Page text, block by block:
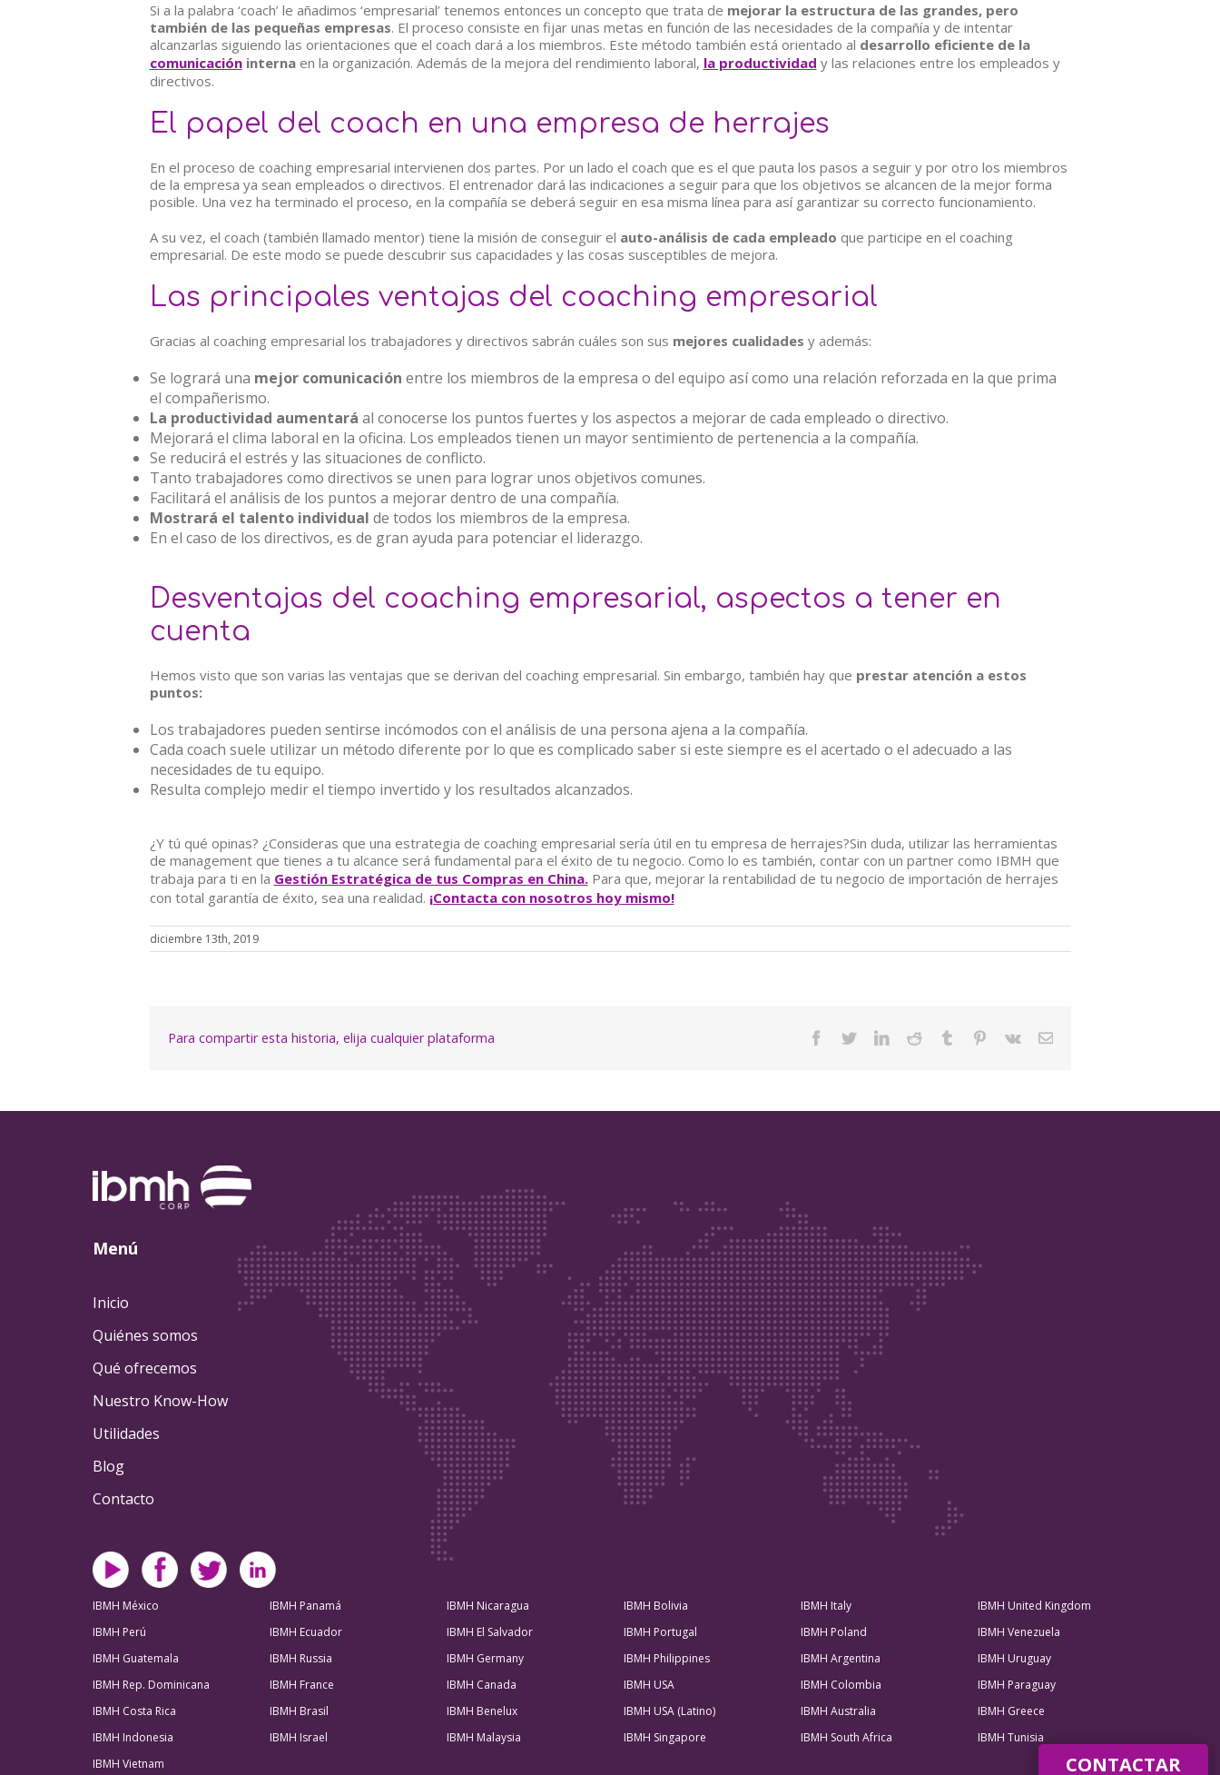
Si a la palabra ‘coach’ le añadimos ‘empresarial’ tenemos entonces un concepto que trata de mejorar la estructura de las grandes, pero
también de las pequeñas empresas. El proceso consiste en fijar unas metas en función de las necesidades de la compañía y de intentar
alcanzarlas siguiendo las orientaciones que el coach dará a los miembros. ​Este método también está orientado al desarrollo eficiente de la
comunicación internaen la organización. Además de la mejora del rendimiento laboral, la productividad y las relaciones entre los empleados y
directivos.
El papel del coach en una empresa de herrajes
En el proceso de coaching empresarial intervienen dos partes. Por un lado el coach que es el que pauta los pasos a seguir y por otro los miembros
de la empresa ya sean empleados o directivos. El entrenador dará las indicaciones a seguir para que los objetivos se alcancen de la mejor forma
posible. Una vez ha terminado el proceso, en la compañía se deberá seguir en esa misma línea para así garantizar su correcto funcionamiento.
A su vez, el coach (también llamado mentor) tiene la misión de conseguir el auto-análisis de cada empleado que participe en el coaching
empresarial. De este modo se puede descubrir sus capacidades y las cosas susceptibles de mejora.
Las principales ventajas del coaching empresarial
Gracias al coaching empresarial los trabajadores y directivos sabrán cuáles son sus mejores cualidades y además:
Se logrará una mejor comunicación entre los miembros de la empresa o del equipo así como una relación reforzada en la que prima
el compañerismo.
La productividad aumentará al conocerse los puntos fuertes y los aspectos a mejorar de cada empleado o directivo.
Mejorará el clima laboral en la oficina. Los empleados tienen un mayor sentimiento de pertenencia a la compañía.
Se reducirá el estrés y las situaciones de conflicto.
Tanto trabajadores como directivos se unen para lograr unos objetivos comunes.
Facilitará el análisis de los puntos a mejorar dentro de una compañía.
Mostrará el talento individual de todos los miembros de la empresa.
En el caso de los directivos, es de gran ayuda para potenciar el liderazgo.
Desventajas del coaching empresarial, aspectos a tener en
cuenta
Hemos visto que son varias las ventajas que se derivan del coaching empresarial. Sin embargo, también hay que prestar atención a estos
puntos:
Los trabajadores pueden sentirse incómodos con el análisis de una persona ajena a la compañía.
Cada coach suele utilizar un método diferente por lo que es complicado saber si este siempre es el acertado o el adecuado a las
necesidades de tu equipo.
Resulta complejo medir el tiempo invertido y los resultados alcanzados.
¿Y tú qué opinas? ¿Consideras que una estrategia de coaching empresarial sería útil en tu empresa de herrajes?Sin duda, utilizar las herramientas
de management que tienes a tu alcance será fundamental para el éxito de tu negocio. Como lo es también, contar con un partner como IBMH que
trabaja para ti en la Gestión Estratégica de tus Compras en China.Para que, mejorar la rentabilidad de tu negocio de importación de herrajes
con total garantía de éxito, sea una realidad. ¡Contacta con nosotros hoy mismo!
diciembre 13th, 2019
Para compartir esta historia, elija cualquier plataforma Facebook
TwitterLinkedin
Reddit TumblrPinterest
Vk Email
Menú
Inicio
Quiénes somos
Qué ofrecemos
Nuestro Know-How
Utilidades
Blog
Contacto
IBMH México IBMH Panamá IBMH Nicaragua IBMH Bolivia IBMH Italy
IBMH United Kingdom
IBMH Perú
IBMH Ecuador IBMH El Salvador IBMH Portugal IBMH Poland
IBMH Venezuela
IBMH Guatemala
IBMH Russia IBMH Germany IBMH Philippines IBMH Argentina
IBMH Uruguay
IBMH Rep. Dominicana
IBMH France IBMH Canada IBMH USA IBMH Colombia
IBMH Paraguay
IBMH Costa Rica
IBMH Brasil IBMH Benelux IBMH USA (Latino) IBMH Australia
IBMH Greece
IBMH Indonesia
IBMH Israel IBMH Malaysia IBMH Singapore IBMH South Africa
IBMH Tunisia
IBMH Vietnam
CONTACTAR